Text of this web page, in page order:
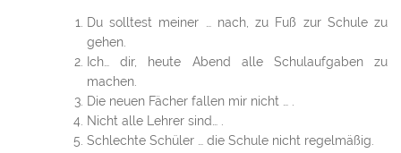
Du solltest meiner … nach, zu Fuß zur Schule zu
gehen.
Ich… dir, heute Abend alle Schulaufgaben zu
machen.
Die neuen Fächer fallen mir nicht … .
Nicht alle Lehrer sind… .
Schlechte Schüler … die Schule nicht regelmäßig.